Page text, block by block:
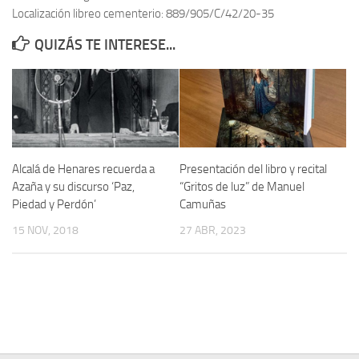
Memoria Histórica
Investigación previa de la represión en Talavera de la Reina (1937-
1947).
Informe Represión en Toledo 1936-1947 | Buscador
Informe de la fosa de abril de 1939 de Tembleque
Militantes históricos IR
Personajes republicanos
Localización libreo cementerio: 889/905/C/42/20-35
QUIZÁS TE INTERESE...
Alcalá de Henares recuerda a
Azaña y su discurso ‘Paz,
Piedad y Perdón’
15 NOV, 2018
Presentación del libro y recital
“Gritos de luz” de Manuel
Camuñas
27 ABR, 2023